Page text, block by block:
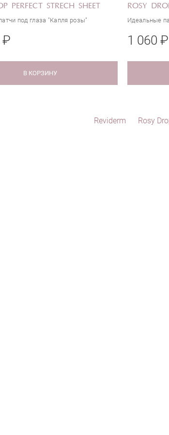
PERFECT STRECH SHEET
под глаза "Капля розы"
₽
В КОРЗИНУ
ROSY
Идеальные
1 060 ₽
Reviderm Rosy